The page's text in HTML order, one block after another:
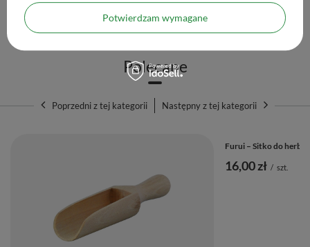
Więcej opcji
Polecane
Poprzedni z tej kategorii Następny z tej kategorii
Furui – Sitko do
16,00 zł / szt.
Potwierdzam wymagane